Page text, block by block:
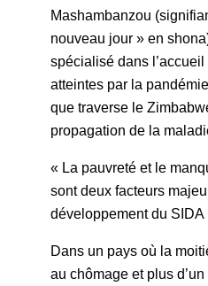
Mashambanzou
nouveau jour » en
spécialisé dans
atteintes par la
que traverse le
propagation de la
« La pauvreté et le
sont deux facteurs
développement du SIDA
Dans un pays où la
au chômage et plus